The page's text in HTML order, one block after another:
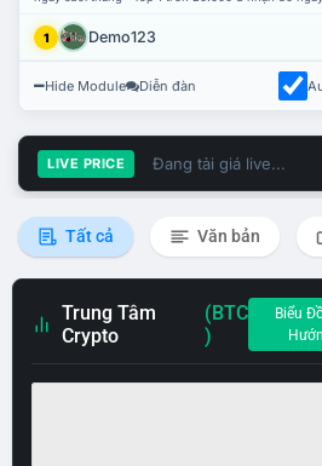
1 Demo123
Hide Module Diễn đàn
LIVE PRICE Đang tải giá live...
Tất cả Văn bản
Trung Tâm
Crypto
(BTC
)
Biểu